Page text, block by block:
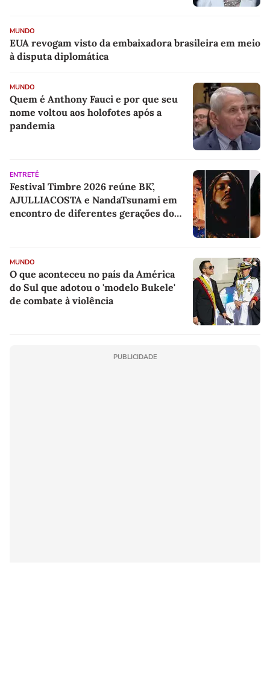
MUNDO
EUA revogam visto da embaixadora brasileira em meio
à disputa diplomática
MUNDO
Quem é Anthony Fauci e por que seu
nome voltou aos holofotes após a
pandemia
ENTRETÊ
Festival Timbre 2026 reúne BK’,
AJULLIACOSTA e NandaTsunami em
encontro de diferentes gerações do
MUNDO
O que aconteceu no país da América
do Sul que adotou o 'modelo Bukele'
de combate à violência
PUBLICIDADE